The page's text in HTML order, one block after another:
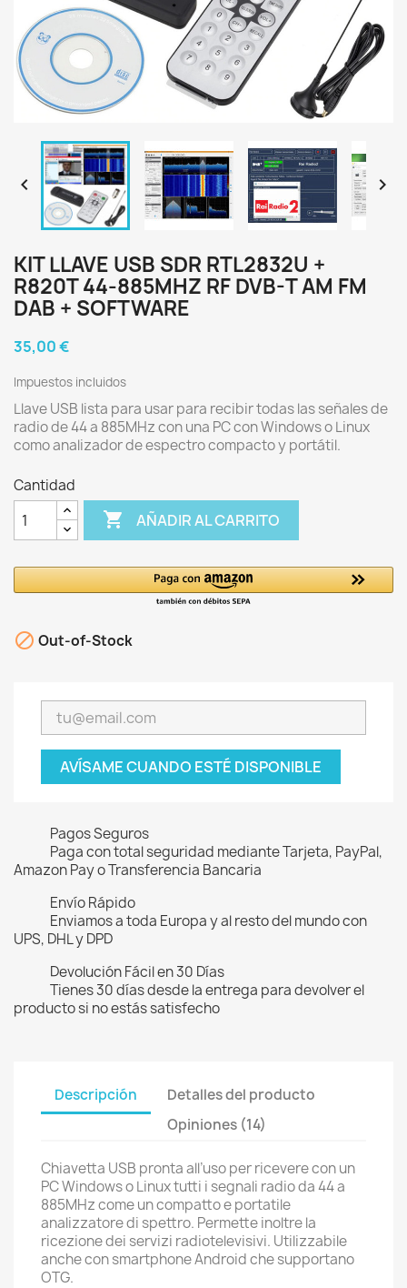
 
KIT LLAVE USB SDR RTL2832U +
R820T 44-885MHZ RF DVB-T AM FM
DAB + SOFTWARE
35,00 €
Impuestos incluidos
Llave USB lista para usar para recibir todas las señales de
radio de 44 a 885MHz con una PC con Windows o Linux
como analizador de espectro compacto y portátil.
Cantidad
 AÑADIR AL CARRITO
 Out-of-Stock
AVÍSAME CUANDO ESTÉ DISPONIBLE
Pagos Seguros
Paga con total seguridad mediante Tarjeta, PayPal,
Amazon Pay o Transferencia Bancaria
Envío Rápido
Enviamos a toda Europa y al resto del mundo con
UPS, DHL y DPD
Devolución Fácil en 30 Días
Tienes 30 días desde la entrega para devolver el
producto si no estás satisfecho
Descripción
Detalles del producto
Opiniones (14)
Chiavetta USB pronta all’uso per ricevere con un
PC Windows o Linux tutti i segnali radio da 44 a
885MHz come un compatto e portatile
analizzatore di spettro. Permette inoltre la
ricezione dei servizi radiotelevisivi. Utilizzabile
anche con smartphone Android che supportano
OTG.